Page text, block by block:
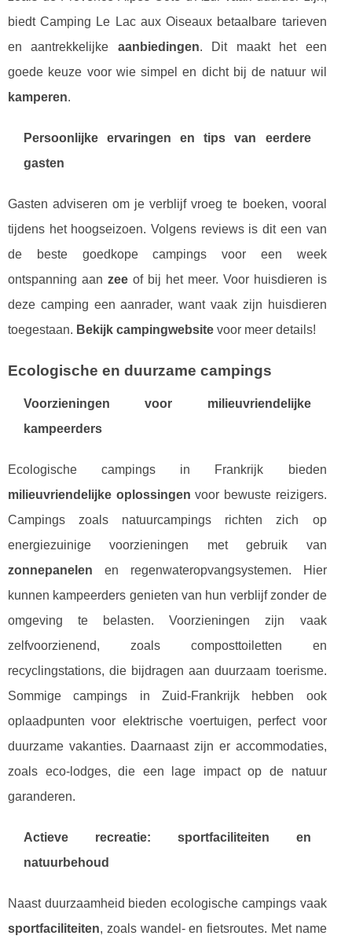
biedt Camping Le Lac aux Oiseaux betaalbare tarieven
en aantrekkelijke aanbiedingen. Dit maakt het een
goede keuze voor wie simpel en dicht bij de natuur wil
kamperen.
Persoonlijke ervaringen en tips van eerdere
gasten
Gasten adviseren om je verblijf vroeg te boeken, vooral
tijdens het hoogseizoen. Volgens reviews is dit een van
de beste goedkope campings voor een week
ontspanning aan zeeof bij het meer. Voor huisdieren is
deze camping een aanrader, want vaak zijn huisdieren
toegestaan. Bekijk campingwebsite voor meer details!
Ecologische en duurzame campings
Voorzieningen voor milieuvriendelijke
kampeerders
Ecologische campings in Frankrijk bieden
milieuvriendelijke oplossingen voor bewuste reizigers.
Campings zoals natuurcampings richten zich op
energiezuinige voorzieningen met gebruik van
zonnepanelen en regenwateropvangsystemen. Hier
kunnen kampeerders genieten van hun verblijf zonder de
omgeving te belasten. Voorzieningen zijn vaak
zelfvoorzienend, zoals composttoiletten en
recyclingstations, die bijdragen aan duurzaam toerisme.
Sommige campings in Zuid-Frankrijk hebben ook
oplaadpunten voor elektrische voertuigen, perfect voor
duurzame vakanties. Daarnaast zijn er accommodaties,
zoals eco-lodges, die een lage impact op de natuur
garanderen.
Actieve recreatie: sportfaciliteiten en
natuurbehoud
Naast duurzaamheid bieden ecologische campings vaak
sportfaciliteiten, zoals wandel- en fietsroutes. Met name